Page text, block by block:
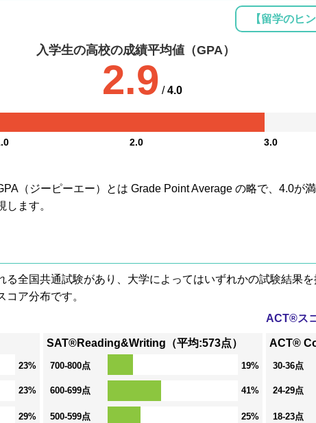
【留学のヒ
入学生の高校の成績平均値（GPA）
2.9 /4.0
2.0 3.0
（ジーピーエー）とは Grade Point Average の略で、4.0が
します。
全国共通試験があり、大学によってはいずれかの試験結果を
ア分布です。
23%
23%
29%
SAT®Reading&Writing（平均:573点）
700-800点 19%
600-699点 41%
500-599点 25%
ACT®ス
ACT®
30-36点
24-29点
18-23点